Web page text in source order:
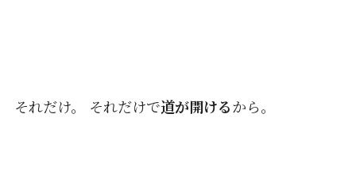
それだけ。 それだけで道が開けるから。